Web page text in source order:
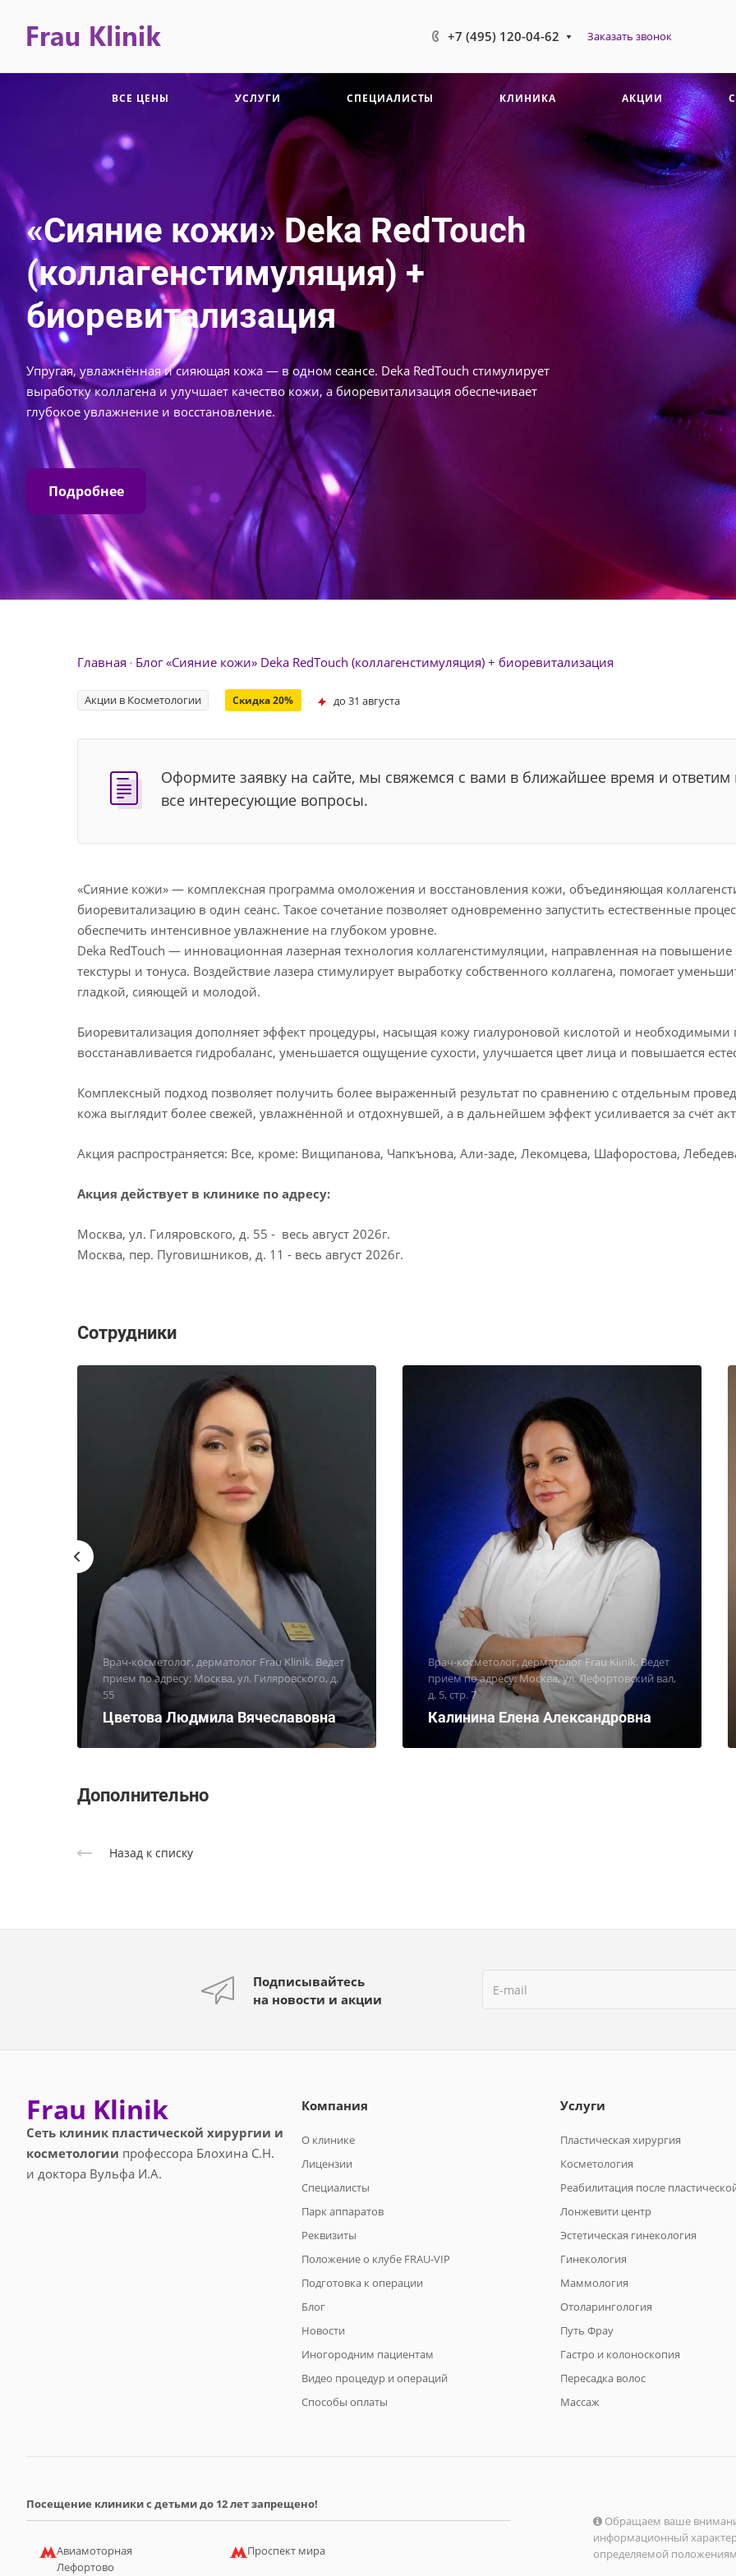
+7 (495) 120-04-62 Заказать звонок
ВСЕ ЦЕНЫ УСЛУГИ СПЕЦИАЛИСТЫ КЛИНИКА АКЦИИ
«Сияние кожи» Deka RedTouch
(коллагенстимуляция) +
биоревитализация
Упругая, увлажнённая и сияющая кожа — в одном сеансе. Deka RedTouch стимулирует
выработку коллагена и улучшает качество кожи, а биоревитализация обеспечивает
глубокое увлажнение и восстановление.
Подробнее
Главная Блог «Сияние кожи» Deka RedTouch (коллагенстимуляция) + биоревитализация
Акции в Косметологии Скидка 20% до 31 августа
Оформите заявку на сайте, мы свяжемся с вами в ближайшее время и ответим
все интересующие вопросы.
«Сияние кожи» — комплексная программа омоложения и восстановления кожи, объединяющая
биоревитализацию в один сеанс. Такое сочетание позволяет одновременно запустить естественные
обеспечить интенсивное увлажнение на глубоком уровне.
Deka RedTouch — инновационная лазерная технология коллагенстимуляции, направленная на
текстуры и тонуса. Воздействие лазера стимулирует выработку собственного коллагена, помогает
гладкой, сияющей и молодой.
Биоревитализация дополняет эффект процедуры, насыщая кожу гиалуроновой кислотой и
восстанавливается гидробаланс, уменьшается ощущение сухости, улучшается цвет лица и повышается
Комплексный подход позволяет получить более выраженный результат по сравнению с отдельным
кожа выглядит более свежей, увлажнённой и отдохнувшей, а в дальнейшем эффект усиливается за счёт
Акция распространяется: Все, кроме: Вищипанова, Чапкънова, Али-заде, Лекомцева, Шафоростова,
Акция действует в клинике по адресу:
Москва, ул. Гиляровского, д. 55 - весь август 2026г.
Москва, пер. Пуговишников, д. 11 - весь август 2026г.
Сотрудники
Врач-косметолог, дерматолог Frau Klinik. Ведет
прием по адресу: Москва, ул. Гиляровского, д.
55
Цветова Людмила Вячеславовна
Врач-косметолог, дерматолог Frau Klinik. Ведет
прием по адресу: Москва, ул. Лефортовский вал,
д. 5, стр. 7
Калинина Елена Александровна
Дополнительно
Назад к списку
Подписывайтесь
на новости и акции
Frau Klinik
Сеть клиник пластической хирургии и
косметологии профессора Блохина С.Н.
и доктора Вульфа И.А.
Компания
О клинике
Лицензии
Специалисты
Парк аппаратов
Реквизиты
Положение о клубе FRAU-VIP
Подготовка к операции
Блог
Новости
Иногородним пациентам
Видео процедур и операций
Способы оплаты
Услуги
Пластическая хирургия
Косметология
Реабилитация после
Лонжевити центр
Эстетическая гинекология
Гинекология
Маммология
Отоларингология
Путь Фрау
Гастро и колоноскопия
Пересадка волос
Массаж
Посещение клиники с детьми до 12 лет запрещено!
Авиамоторная
Лефортово
Проспект мира
Обращаем ваше
информационный
определяемой